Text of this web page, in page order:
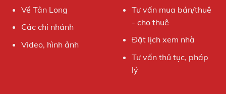
Về Tân Long
Các chi nhánh
Video, hình ảnh
Tư vấn mua bán/thuê
- cho thuê
Đặt lịch xem nhà
Tư vấn thủ tục, pháp
lý